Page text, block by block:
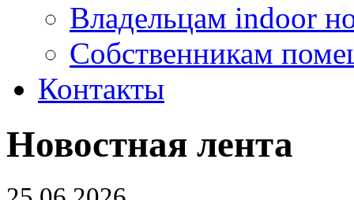
Владельцам indoor
Собственникам
Контакты
Новостная лента